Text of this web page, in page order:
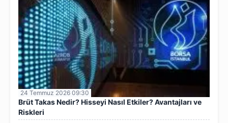
24 Temmuz 2026 09:30
Brüt Takas Nedir? Hisseyi Nasıl Etkiler? Avantajları ve
Riskleri